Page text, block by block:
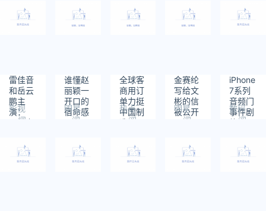
风一度
是哪几
章？
545
230
249
260
雷佳音
和岳云
鹏主
演：
《长安
枝》今
晚开播
影视
阅
448
谁懂赵
丽颖一
开口的
宿命感
明星
阅
1089
全球客
商用订
单力挺
中国制
造
热点
阅
金赛纶
写给文
彬的信
被公开
明星
阅
346
iPhone
7系列
音频门
事件剧
终：用
到350
美元赔
偿款
数码
阅
382